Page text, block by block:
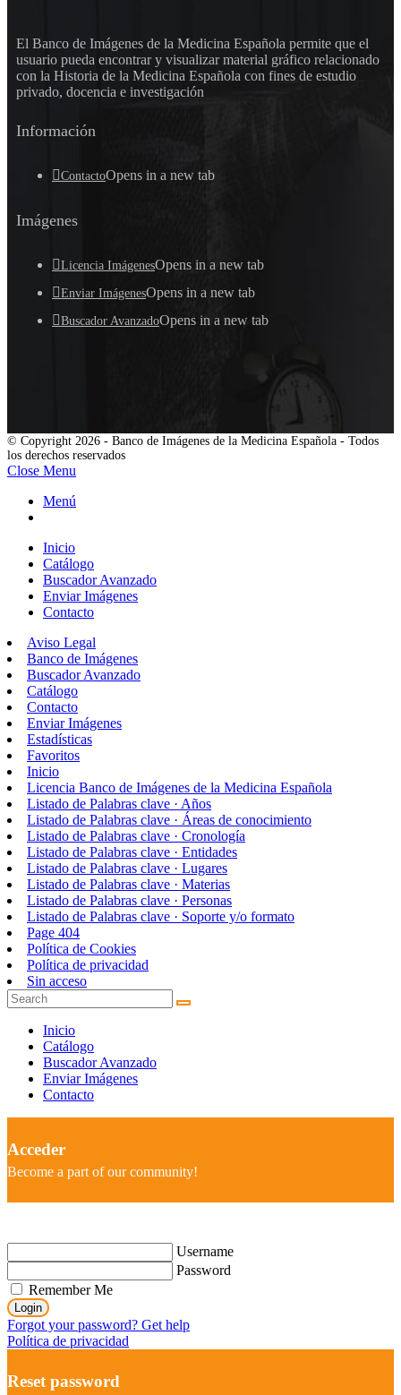
El Banco de Imágenes de la Medicina Española permite que el
usuario pueda encontrar y visualizar material gráfico relacionado
con la Historia de la Medicina Española con fines de estudio
privado, docencia e investigación
Información
ContactoOpens in a new tab
Imágenes
Licencia ImágenesOpens in a new tab
Enviar ImágenesOpens in a new tab
Buscador AvanzadoOpens in a new tab
© Copyright 2026 - Banco de Imágenes de la Medicina Española - Todos
los derechos reservados
Close Menu
Menú
Inicio
Catálogo
Buscador Avanzado
Enviar Imágenes
Contacto
Aviso Legal
Banco de Imágenes
Buscador Avanzado
Catálogo
Contacto
Enviar Imágenes
Estadísticas
Favoritos
Inicio
Licencia Banco de Imágenes de la Medicina Española
Listado de Palabras clave · Años
Listado de Palabras clave · Áreas de conocimiento
Listado de Palabras clave · Cronología
Listado de Palabras clave · Entidades
Listado de Palabras clave · Lugares
Listado de Palabras clave · Materias
Listado de Palabras clave · Personas
Listado de Palabras clave · Soporte y/o formato
Page 404
Política de Cookies
Política de privacidad
Sin acceso
Inicio
Catálogo
Buscador Avanzado
Enviar Imágenes
Contacto
Acceder
Become a part of our community!
Username
Password
Remember Me
Login
Forgot your password? Get help
Política de privacidad
Reset password